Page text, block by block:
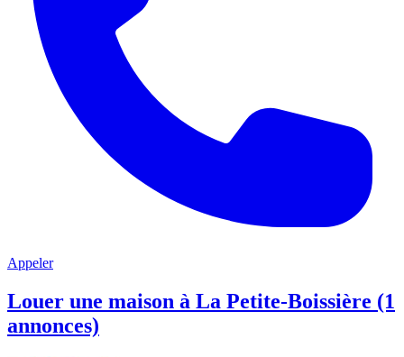
Appeler
Louer une maison à La Petite-Boissière (1
annonces)